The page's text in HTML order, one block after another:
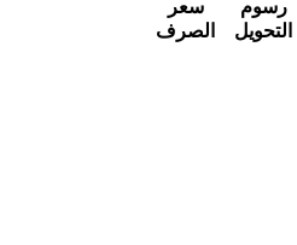
سعر
الصرف
رسوم
التحويل